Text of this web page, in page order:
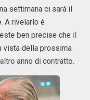
settimana ci sarà il
. A rivelarlo è
ben precise che il
vista della prossima
anno di contratto.